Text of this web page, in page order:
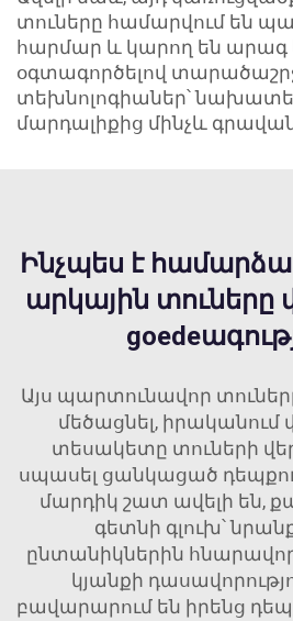
տուները համարվում են
հարմար և կարող են արագ
օգտագործելով
տեխնոլոգիաներ՝
մարդալիքից մինչև
Ինչպես է
արկային տուները
Այս պարտունավոր
մեծացնել, իրականում
տեսակետը տուների
սպասել ցանկացած
մարդիկ շատ ավելի են,
գետնի գլուխ՝
ընտանիկներին
կյանքի
բավարարում են իրենց